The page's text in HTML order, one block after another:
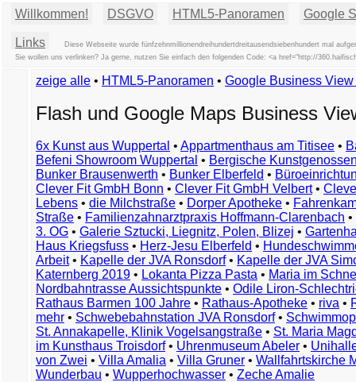
Willkommen! DSGVO HTML5-Panoramen Google
Links
Diese Webseite wurde fünfzehnmillionendreihundertdreitausendsiebenhundert mal
Sie wollen uns verlinken? Ja gerne, nutzen Sie einfach den folgenden Code: <a href="http://
zeige alle • HTML5-Panoramen • Google Business
Flash und Google Maps Business
6x Kunst aus Wuppertal • Appartmenthaus am Titisee •
Befeni Showroom Wuppertal • Bergische
Bunker Brausenwerth • Bunker Elberfeld •
Clever Fit GmbH Bonn • Clever Fit GmbH Velbert•
Lebens • die Milchstraße • Dorper Apotheke •
Straße • Familienzahnarztpraxis Hoffmann-Clarenbach •
3. OG • Galerie Sztucki, Liegnitz, Polen, Blizej •
Haus Kriegsfuss • Herz-Jesu Elberfeld •
Arbeit• Kapelle der JVA Ronsdorf• Kapelle der JVA
Katernberg 2019 • Lokanta Pizza Pasta • Maria im
Nordbahntrasse Aussichtspunkte • Odile Liron-
Rathaus Barmen 100 Jahre • Rathaus-Apotheke • riva •
mehr • Schwebebahnstation JVA Ronsdorf•
St. Annakapelle, Klinik Vogelsangstraße • St. Maria
im Kunsthaus Troisdorf• Uhrenmuseum Abeler •
von Zwei • Villa Amalia • Villa Gruner • Wallfahrtskirche
Wunderbau • Wupperhochwasser • Zeche Amalie